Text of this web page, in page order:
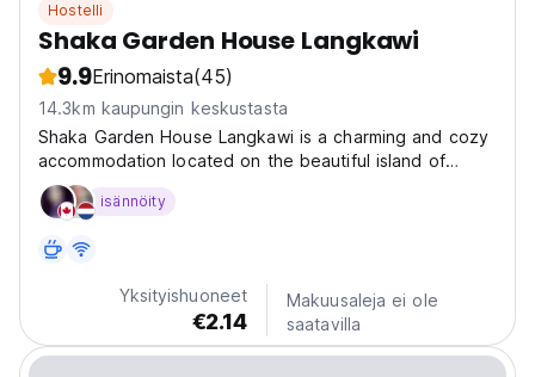
Hostelli
Shaka Garden House Langkawi
9.9Erinomaista(45)
14.3km kaupungin keskustasta
Shaka Garden House Langkawi is a charming and cozy
accommodation located on the beautiful island of
Langkawi, Malaysia. This property offers a unique
blend of comfort and tranquility, surrounded by lush
Accommodations:...
isännöity
Yksityishuoneet
€2.14
Makuusaleja ei ole
saatavilla